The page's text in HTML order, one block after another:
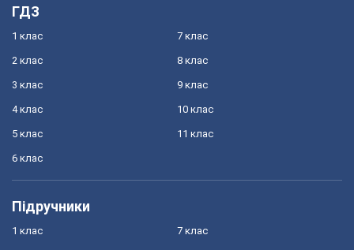
ГДЗ
1 клас
2 клас
3 клас
4 клас
5 клас
6 клас
7 клас
8 клас
9 клас
10 клас
11 клас
Підручники
1 клас 7 клас